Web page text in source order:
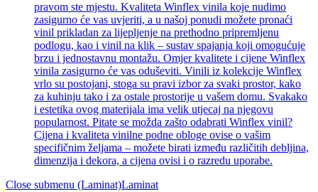
pravom ste mjestu. Kvaliteta Winflex vinila koje nudimo
zasigurno će vas uvjeriti, a u našoj ponudi možete pronaći
vinil prikladan za lijepljenje na prethodno pripremljenu
podlogu, kao i vinil na klik – sustav spajanja koji omogućuje
brzu i jednostavnu montažu. Omjer kvalitete i cijene Winflex
vinila zasigurno će vas oduševiti. Vinili iz kolekcije Winflex
vrlo su postojani, stoga su pravi izbor za svaki prostor, kako
za kuhinju tako i za ostale prostorije u vašem domu. Svakako
i estetika ovog materijala ima velik utjecaj na njegovu
popularnost. Pitate se možda zašto odabrati Winflex vinil?
Cijena i kvaliteta vinilne podne obloge ovise o vašim
specifičnim željama – možete birati između različitih debljina,
dimenzija i dekora, a cijena ovisi i o razredu uporabe.
Close submenu (Laminat)Laminat